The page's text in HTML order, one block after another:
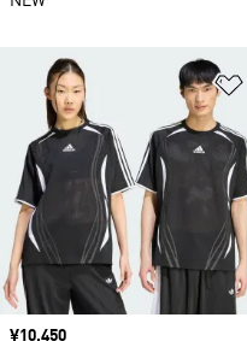
価格
¥10,450